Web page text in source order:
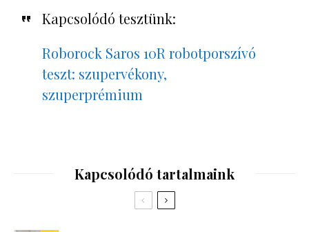
Kapcsolódó tesztünk:
Roborock Saros 10R robotporszívó
teszt: szupervékony,
szuperprémium
Kapcsolódó tartalmaink